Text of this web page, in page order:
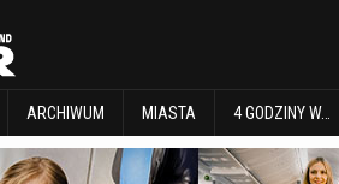
ARCHIWUM MIASTA 4 GODZINY W…